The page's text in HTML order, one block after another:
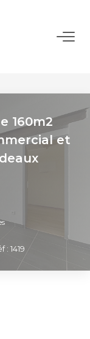
160m2
et
: 1419